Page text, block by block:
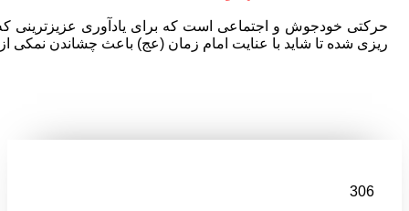
حرکتی خودجوش و اجتماعی است که برای یادآوری
ریزی شده تا شاید با عنایت امام زمان (عج) باعث چشاندن نمکی
306